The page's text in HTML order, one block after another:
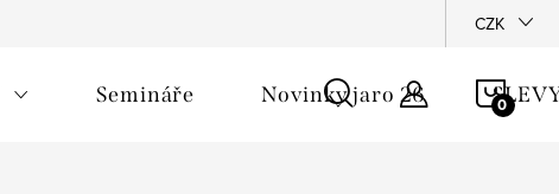
CZK
Semináře Novinky jaro 26